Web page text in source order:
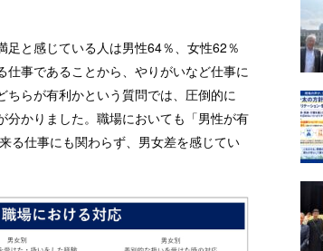
と感じている人は男性64％、女性62％
事であることから、やりがいなど仕事に
らが有利かという質問では、圧倒的に
分かりました。職場においても「男性が有
る仕事にも関わらず、男女差を感じてい